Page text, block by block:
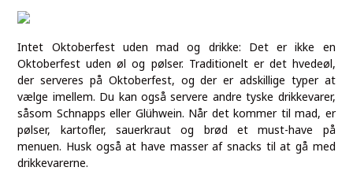
Intet Oktoberfest uden mad og drikke: Det er ikke en
Oktoberfest uden øl og pølser. Traditionelt er det hvedeøl,
der serveres på Oktoberfest, og der er adskillige typer at
vælge imellem. Du kan også servere andre tyske drikkevarer,
såsom Schnapps eller Glühwein. Når det kommer til mad, er
pølser, kartofler, sauerkraut og brød et must-have på
menuen. Husk også at have masser af snacks til at gå med
drikkevarerne.